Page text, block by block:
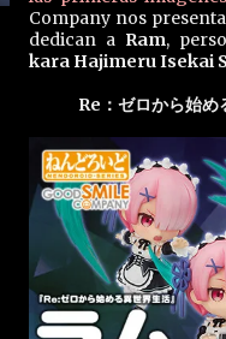
Company nos
dedican a Ram,
kara Hajimeru Isekai
Re：ゼロから始め